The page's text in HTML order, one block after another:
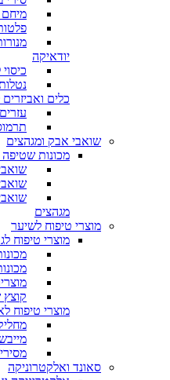
מיחם
יודאיקה
כלים
שואבי אבק ומגהצים
מכונות שטיפה
מגהצים
מוצרי טיפוח לשיער
מוצרי טיפוח
קוצץ
מוצרי טיפוח
סאונד ואלקטרוניקה